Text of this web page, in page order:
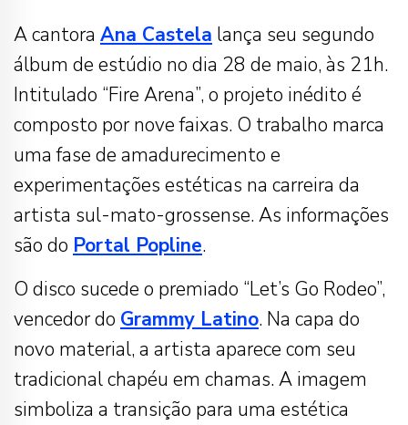
A cantora Ana Castela lança seu segundo
álbum de estúdio no dia 28 de maio, às 21h.
Intitulado “Fire Arena”, o projeto inédito é
composto por nove faixas. O trabalho marca
uma fase de amadurecimento e
experimentações estéticas na carreira da
artista sul-mato-grossense. As informações
são do Portal Popline.
O disco sucede o premiado “Let’s Go Rodeo”,
vencedor do Grammy Latino. Na capa do
novo material, a artista aparece com seu
tradicional chapéu em chamas. A imagem
simboliza a transição para uma estética